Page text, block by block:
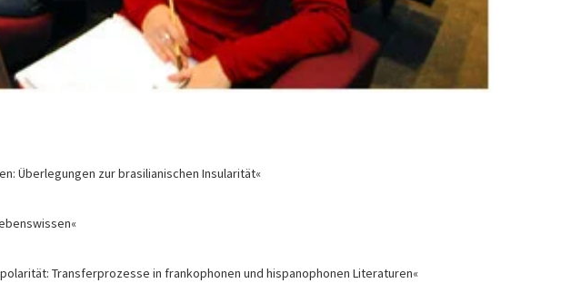
Überlegungen zur brasilianischen Insularität«
Transferprozesse in frankophonen und hispanophonen Literaturen«